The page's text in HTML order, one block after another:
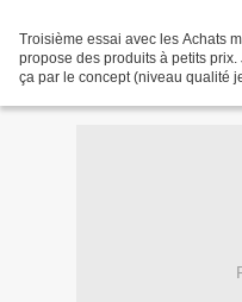
Troisième essai avec les Achats
propose des produits à petits
ça par le concept (niveau qualité